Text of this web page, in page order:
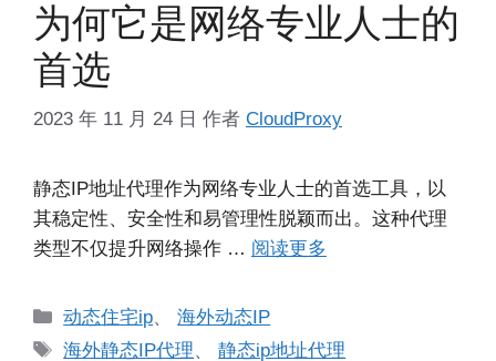
为何它是网络专业人士的
首选
2023 年 11 月 24 日 作者 CloudProxy
静态IP地址代理作为网络专业人士的首选工具，以
其稳定性、安全性和易管理性脱颖而出。这种代理
类型不仅提升网络操作 … 阅读更多
分
类
动态住宅ip、海外动态IP
标
海外静态IP代理、静态ip地址代理